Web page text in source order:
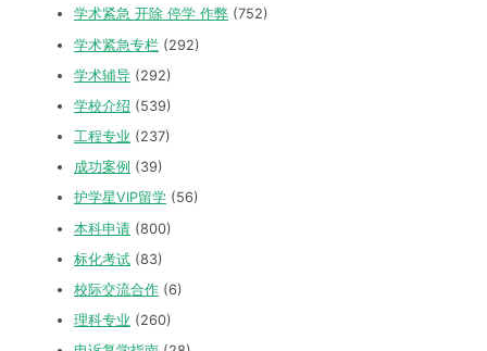
学术紧急 开除 停学 作弊 (752)
学术紧急专栏 (292)
学术辅导 (292)
学校介绍 (539)
工程专业 (237)
成功案例 (39)
护学星VIP留学 (56)
本科申请 (800)
标化考试 (83)
校际交流合作 (6)
理科专业 (260)